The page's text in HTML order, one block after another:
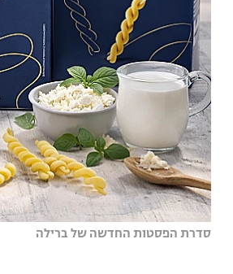
סדרת הפסטות החדשה של ברילה